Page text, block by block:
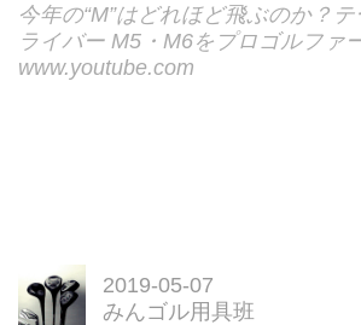
今年の“M”はどれほど飛ぶのか？
ライバー M5・M6をプロゴルファ
www.youtube.com
2019-05-07
みんゴル用具班